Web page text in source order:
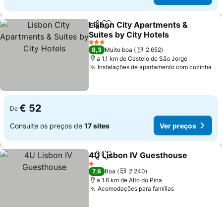
PartilharAdicionar aos favoritos
Lisbon City Apartments &
Suites by City Hotels
3 Estrelas
8,3 Muito boa
2.652
a 1.1 km de Castelo de São Jorge
Instalações de apartamento com cozinha
De € 52
Consulte os preços de 17 sites Ver preços
PartilharAdicionar aos favoritos
4U Lisbon IV Guesthouse
1 Estrelas
7,6 Boa
2.240
a 1.6 km de Alto do Pina
Acomodações para famílias